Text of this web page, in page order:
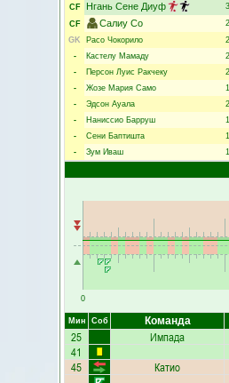
CF
Нгань Сене Диуф
CF
Салиу Со
GK
Расо Чокорило
-
Кастелу Мамаду
-
Персон Луис Ракчеку
-
Жозе Мария Само
-
Эдсон Ауала
-
Наниссио Барруш
-
Сени Баптишта
-
Зум Иваш
0
Мин Соб Команда
25 Импада
41
45 Катио